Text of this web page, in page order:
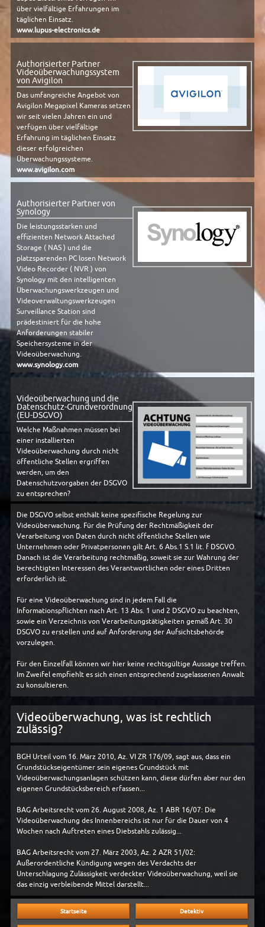
über vielfältige Erfahrungen im
täglichen Einsatz.
www.lupus-electronics.de
Authorisierter Partner
Videoüberwachungssystem
von Avigilon
Das umfangreiche Angebot von
Avigilon Megapixel Kameras setzen
wir seit vielen Jahren ein und
verfügen über vielfältige
Erfahrung im täglichen Einsatz
dieser erfolgreichen
Überwachungssysteme.
www.avigilon.com
Authorisierter Partner von
Synology
Die leistungsstarken und
effizienten Network Attached
Storage ( NAS ) und die
platzsparenden PC losen Network
Video Recorder ( NVR ) von
Synology mit den intelligenten
Überwachungswerkzeugen und
Videoverwaltungswerkzeugen
Surveillance Station sind
prädestiniert für die hohe
Anforderungen stabiler
Speichersysteme in der
Videoüberwachung.
www.synology.com
Videoüberwachung und die
Datenschutz-Grundverordnung
(EU-DSGVO)
Welche Maßnahmen müssen bei
einer installierten
Videoüberwachung durch nicht
öffentliche Stellen ergriffen
werden, um den
Datenschutzvorgaben der DSGVO
zu entsprechen?
Die DSGVO selbst enthält keine spezifische Regelung zur
Videoüberwachung. Für die Prüfung der Rechtmäßigkeit der
Verarbeitung von Daten durch nicht öffentliche Stellen wie
Unternehmen oder Privatpersonen gilt Art. 6 Abs.1 S.1 lit. f DSGVO.
Danach ist die Verarbeitung rechtmäßig, soweit sie zur Wahrung der
berechtigten Interessen des Verantwortlichen oder eines Dritten
erforderlich ist.
Für eine Videoüberwachung sind in jedem Fall die
Informationspflichten nach Art. 13 Abs. 1 und 2 DSGVO zu beachten,
sowie ein Verzeichnis von Verarbeitungstätigkeiten gemäß Art. 30
DSGVO zu erstellen und auf Anforderung der Aufsichtsbehörde
vorzulegen.
Für den Einzelfall können wir hier keine rechtsgültige Aussage treffen.
Im Zweifel empfiehlt es sich einen entsprechend zugelassenen Anwalt
zu konsultieren.
Videoüberwachung, was ist rechtlich
zulässig?
BGH Urteil vom 16. März 2010, Az. VI ZR 176/09, sagt aus, dass ein
Grundstückseigentümer sein eigenes Grundstück mit
Videoüberwachungsanlagen schützen kann, diese dürfen aber nur den
eigenen Grundstücksbereich erfassen...
BAG Arbeitsrecht vom 26. August 2008, Az. 1 ABR 16/07: Die
Videoüberwachung des Innenbereichs ist nur für die Dauer von 4
Wochen nach Auftreten eines Diebstahls zulässig...
BAG Arbeitsrecht vom 27. März 2003, Az. 2 AZR 51/02:
Außerordentliche Kündigung wegen des Verdachts der
Unterschlagung Zulässigkeit verdeckter Videoüberwachung, weil sie
das einzig verbleibende Mittel darstellt...
Startseite Detektiv